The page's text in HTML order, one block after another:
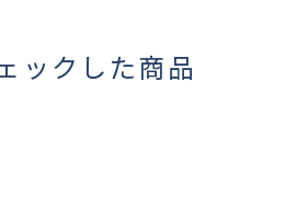
ックした商品